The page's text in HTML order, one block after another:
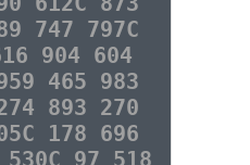
747 797C
904 604
465 983
893 270
178 696
97 518